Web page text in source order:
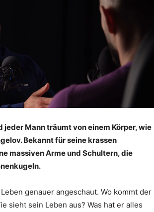
jeder Mann träumt von einem Körper, wie
Bekannt für seine krassen
massiven Arme und Schultern, die
genauer angeschaut. Wo kommt der
sieht sein Leben aus? Was hat er alles